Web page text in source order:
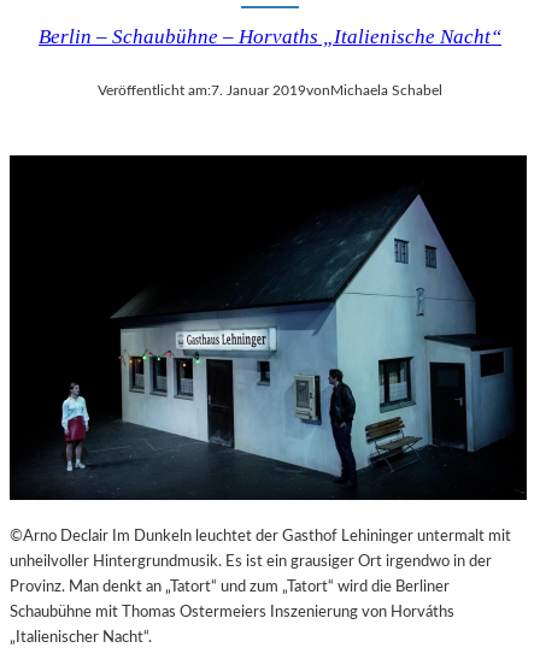
Berlin – Schaubühne – Horvaths „Italienische Nacht“
Veröffentlicht am:7. Januar 2019vonMichaela Schabel
©Arno Declair Im Dunkeln leuchtet der Gasthof Lehininger untermalt mit
unheilvoller Hintergrundmusik. Es ist ein grausiger Ort irgendwo in der
Provinz. Man denkt an „Tatort“ und zum „Tatort“ wird die Berliner
Schaubühne mit Thomas Ostermeiers Inszenierung von Horváths
„Italienischer Nacht“.